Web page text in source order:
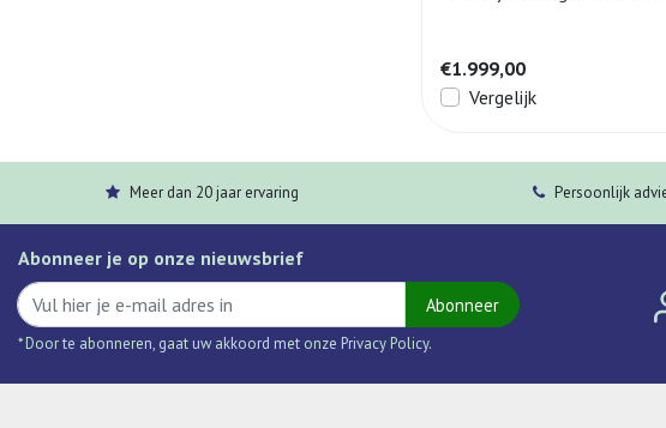
€1.999,00
Vergelijk
Meer dan 20 jaar ervaring Persoonlijk
Abonneer je op onze nieuwsbrief
Abonneer
* Door te abonneren, gaat uw akkoord met onze Privacy Policy.